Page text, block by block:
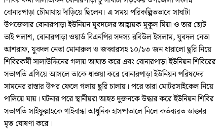
বোনারপাড়া চৌমাথায় দাঁড়িয়ে ছিলেন। এ সময় পরিকল্পিতভাবে সাঘাটা
উপজেলার বোনারপাড়া ইউনিয়ন যুবদলের আহ্বায়ক মুকুল মিয়া ও তার ছোট
ভাই পলাশ, বোনারপাড়া ওয়ার্ড বিএনপির সদস্য রবিউল ইসলাম, যুবদল নেতা
আশরাফ, যুবদল নেতা মোনারুল ও জব্বারসহ ১০/১৩ জন ধারালো ছুরি নিয়ে
শিবিরকর্মী সালাউদ্দিনের গলায় আঘাত করে এবং বোনারপাড়া ইউনিয়ন শিবিরের
সভাপতি এগিয়ে আসলে তাকে ধাওয়া করে বোনারপাড়া ইউনিয়ন পরিষদের
সামনের রাস্তার উপর ফেলে গলায় ছুরি চালায়। পরে তারা মোটরসাইকেল নিয়ে
পালিয়ে যায়। ঘটনার পরে স্থানীয়রা আহত দুজনকে উদ্ধার করে ইউনিয়ন শিবির
সভাপতি সাইফুল্লাহকে গাইবান্ধা আধুনিক হাসপাতালে নিলে কর্তব্যরত ডাক্তার
মৃত ঘোষণা করে।